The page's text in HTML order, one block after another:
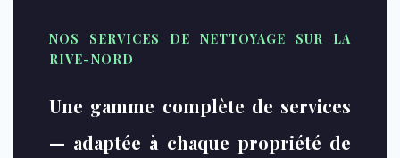
NOS SERVICES DE NETTOYAGE SUR LA
RIVE-NORD
Une gamme complète de services
— adaptée à chaque propriété de